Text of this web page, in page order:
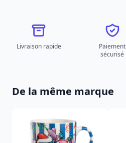
Livraison rapide
Paiement
sécurisé
De la même marque